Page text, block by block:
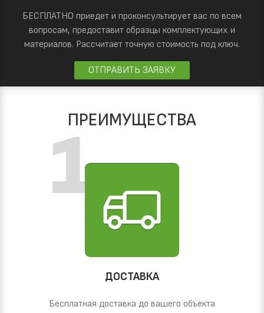
БЕСПЛАТНО приедет и проконсультирует вас по всем
вопросам, предоставит образцы комплектующих и
материалов. Рассчитает точную стоимость под ключ.
ОТПРАВИТЬ ЗАЯВКУ
ПРЕИМУЩЕСТВА
ДОСТАВКА
Бесплатная доставка до вашего объекта